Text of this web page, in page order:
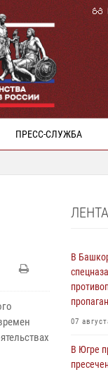
ПРЕСС-СЛУЖБА
В
07
В Югре